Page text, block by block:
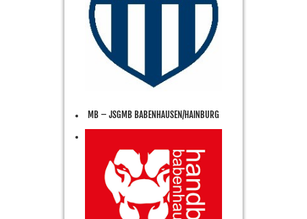
MB – JSGMB BABENHAUSEN/HAINBURG